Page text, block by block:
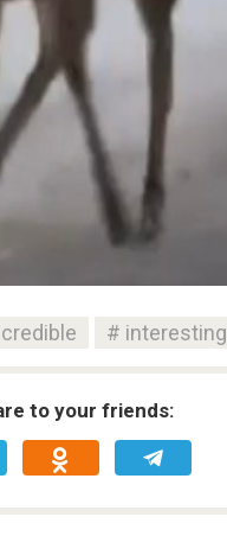
interesting
to your friends: